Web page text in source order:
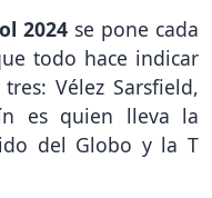
2024 se pone cada
todo hace indicar
Vélez Sarsfield,
es quien lleva la
del Globo y la T